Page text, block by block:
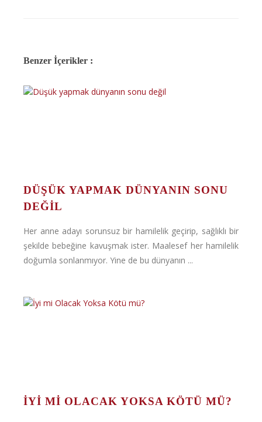
Benzer İçerikler :
DÜŞÜK YAPMAK DÜNYANIN SONU
DEĞIL
Her anne adayı sorunsuz bir hamilelik geçirip, sağlıklı bir
şekilde bebeğine kavuşmak ister. Maalesef her hamilelik
doğumla sonlanmıyor. Yine de bu dünyanın ...
İYI MI OLACAK YOKSA KÖTÜ MÜ?